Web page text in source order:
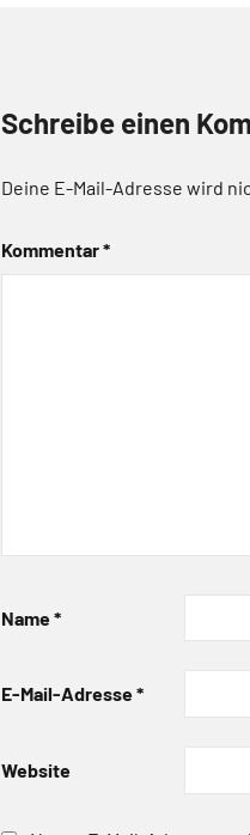
Schreibe einen
Deine E-Mail-Adresse wird
Kommentar*
Name*
E-Mail-Adresse*
Website